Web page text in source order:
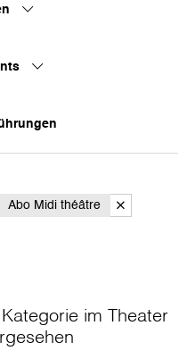
Abo Midi théâtre
im Theater